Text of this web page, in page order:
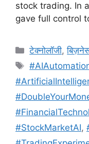
stock trading. In
gave full control
Categories
टेक्नोलॉजी,
Tags
#StockMarketAI,